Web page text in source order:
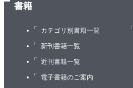
4－7 維持義務がある－
4－8 無効電力で電圧を
4－9 0.3秒の世界－瞬時
4－10 課題は何か－まず
書籍
カテゴリ別書籍一覧
新刊書籍一覧
近刊書籍一覧
電子書籍のご案内